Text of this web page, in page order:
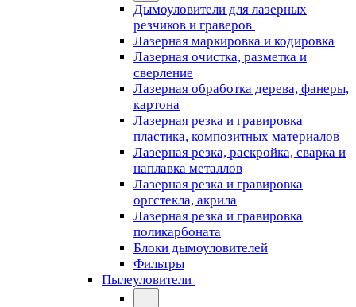
Дымоуловители для лазерных
резчиков и граверов
Лазерная маркировка и кодировка
Лазерная очистка, разметка и
сверление
Лазерная обработка дерева, фанеры,
картона
Лазерная резка и гравировка
пластика, композитных материалов
Лазерная резка, раскройка, сварка и
наплавка металлов
Лазерная резка и гравировка
оргстекла, акрила
Лазерная резка и гравировка
поликарбоната
Блоки дымоуловителей
Фильтры
Пылеуловители